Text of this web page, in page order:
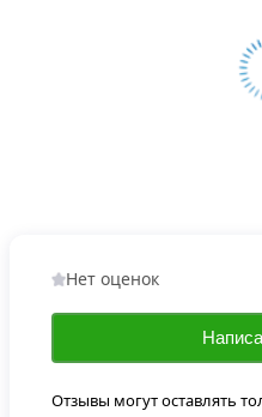
Нет оценок
Отзывы могут оставлять